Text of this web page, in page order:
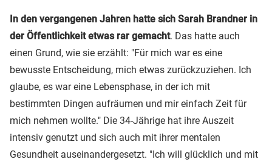
In den vergangenen Jahren hatte sich Sarah Brandner in
der Öffentlichkeit etwas rar gemacht. Das hatte auch
einen Grund, wie sie erzählt: "Für mich war es eine
bewusste Entscheidung, mich etwas zurückzuziehen. Ich
glaube, es war eine Lebensphase, in der ich mit
bestimmten Dingen aufräumen und mir einfach Zeit für
mich nehmen wollte." Die 34-Jährige hat ihre Auszeit
intensiv genutzt und sich auch mit ihrer mentalen
Gesundheit auseinandergesetzt. "Ich will glücklich und mit